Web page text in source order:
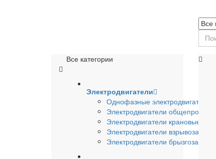
Все категории
Электродвигатели
Однофазные электродвигатели
Электродвигатели
Электродвигатели крановые
Электродвигатели
Электродвигатели